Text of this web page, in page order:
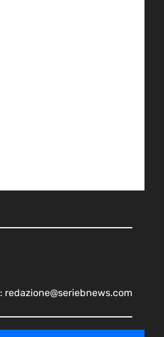
redazione@seriebnews.com